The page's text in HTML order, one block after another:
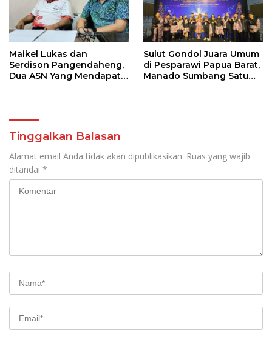
Maikel Lukas dan
Serdison Pangendaheng,
Dua ASN Yang Mendapat
Sulut Gondol Juara Umum
di Pesparawi Papua Barat,
Manado Sumbang Satu
Tinggalkan Balasan
Alamat email Anda tidak akan dipublikasikan. Ruas yang wajib
ditandai *